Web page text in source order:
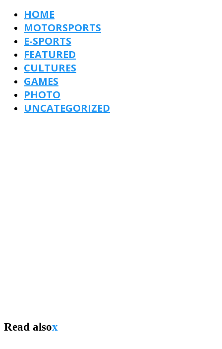
HOME
MOTORSPORTS
E-SPORTS
FEATURED
CULTURES
GAMES
PHOTO
UNCATEGORIZED
Read alsox